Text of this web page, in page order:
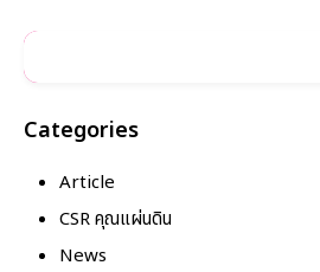
Categories
Article
CSR คุณแผ่นดิน
News